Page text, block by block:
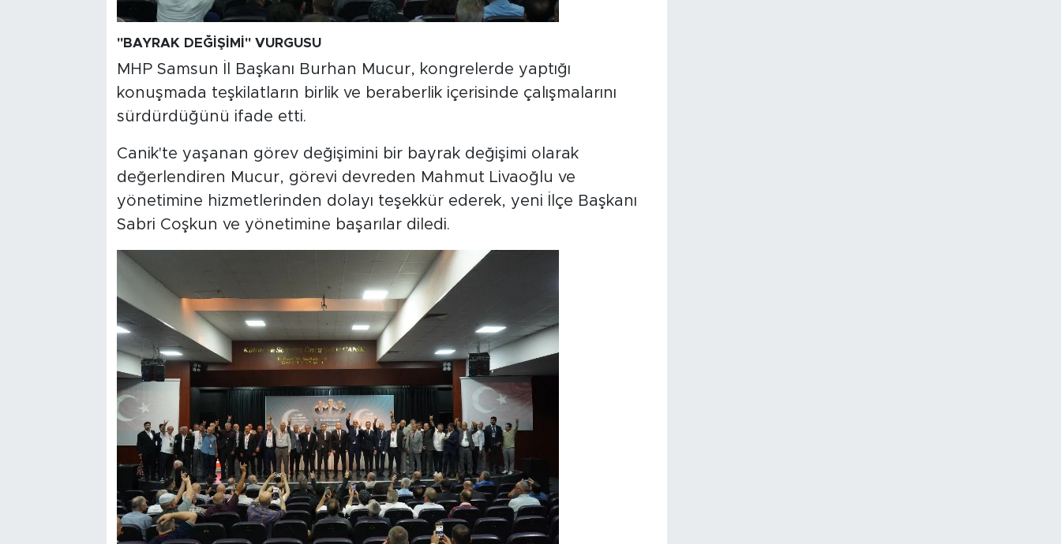
"BAYRAK DEĞİŞİMİ" VURGUSU
MHP Samsun İl Başkanı Burhan Mucur, kongrelerde yaptığı
konuşmada teşkilatların birlik ve beraberlik içerisinde çalışmalarını
sürdürdüğünü ifade etti.
Canik'te yaşanan görev değişimini bir bayrak değişimi olarak
değerlendiren Mucur, görevi devreden Mahmut Livaoğlu ve
yönetimine hizmetlerinden dolayı teşekkür ederek, yeni İlçe Başkanı
Sabri Coşkun ve yönetimine başarılar diledi.